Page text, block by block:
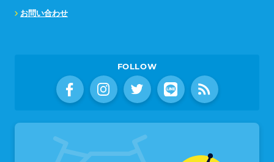
お問い合わせ
FOLLOW